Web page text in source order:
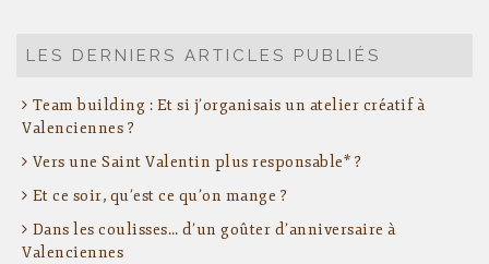
LES DERNIERS ARTICLES PUBLIÉS
Team building : Et si j’organisais un atelier créatif à
Valenciennes ?
Vers une Saint Valentin plus responsable* ?
Et ce soir, qu’est ce qu’on mange ?
Dans les coulisses… d’un goûter d’anniversaire à
Valenciennes